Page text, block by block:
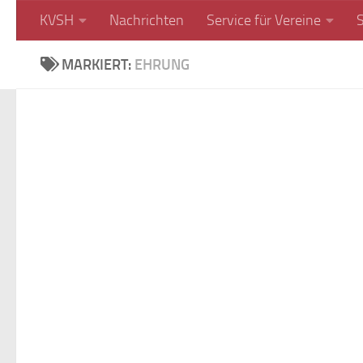
Unter dem Inhalt
KVSH Nachrichten Service für Vereine
MARKIERT: EHRUNG